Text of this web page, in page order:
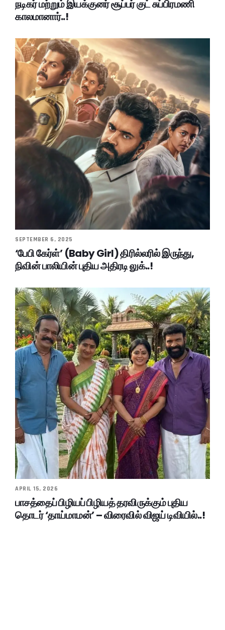
நடிகர் மற்றும் இயக்குனர் சூப்பர் குட் சுப்பிரமணி
காலமானார்..!
SEPTEMBER 6, 2025
‘பேபி கேர்ள்’ (Baby Girl) திரில்லரில் இருந்து,
நிவின் பாலியின் புதிய அதிரடி லுக்..!
APRIL 15, 2026
பாசத்தைப் பிழியப் பிழியத் தரவிருக்கும் புதிய
தொடர் ‘தாய்மாமன்’ – விரைவில் விஜய் டிவியில்..!